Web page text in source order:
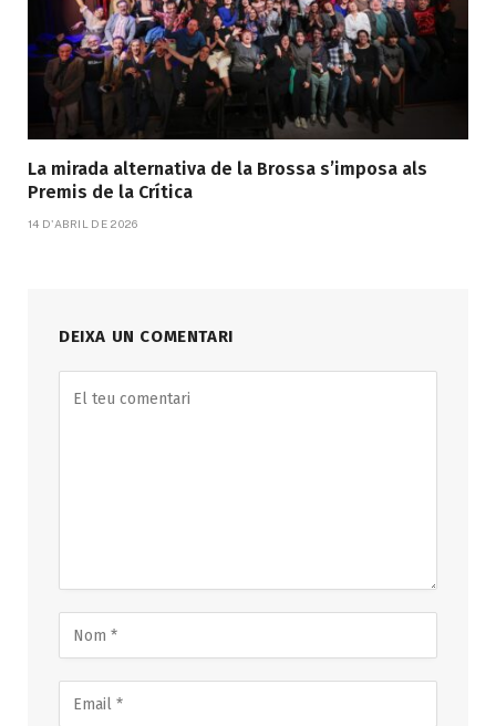
La mirada alternativa de la Brossa s’imposa als
Premis de la Crítica
14 D'ABRIL DE 2026
DEIXA UN COMENTARI